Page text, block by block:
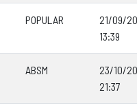
POPULAR
21/09/
13:39
ABSM
23/10/
21:37